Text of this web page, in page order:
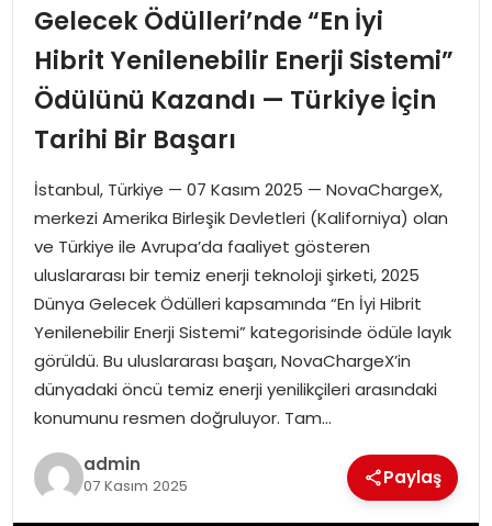
SOSYAL HABER
SPOR
EKONOMI
MAGAZIN
TEKNOLOJI
Gelecek Ödülleri’nde “En İyi
Hibrit Yenilenebilir Enerji Sistemi”
Ödülünü Kazandı — Türkiye İçin
Tarihi Bir Başarı
İstanbul, Türkiye — 07 Kasım 2025 — NovaChargeX,
merkezi Amerika Birleşik Devletleri (Kaliforniya) olan
ve Türkiye ile Avrupa’da faaliyet gösteren
uluslararası bir temiz enerji teknoloji şirketi, 2025
Dünya Gelecek Ödülleri kapsamında “En İyi Hibrit
Yenilenebilir Enerji Sistemi” kategorisinde ödüle layık
görüldü. Bu uluslararası başarı, NovaChargeX’in
dünyadaki öncü temiz enerji yenilikçileri arasındaki
konumunu resmen doğruluyor. Tam…
admin
07 Kasım 2025 Paylaş